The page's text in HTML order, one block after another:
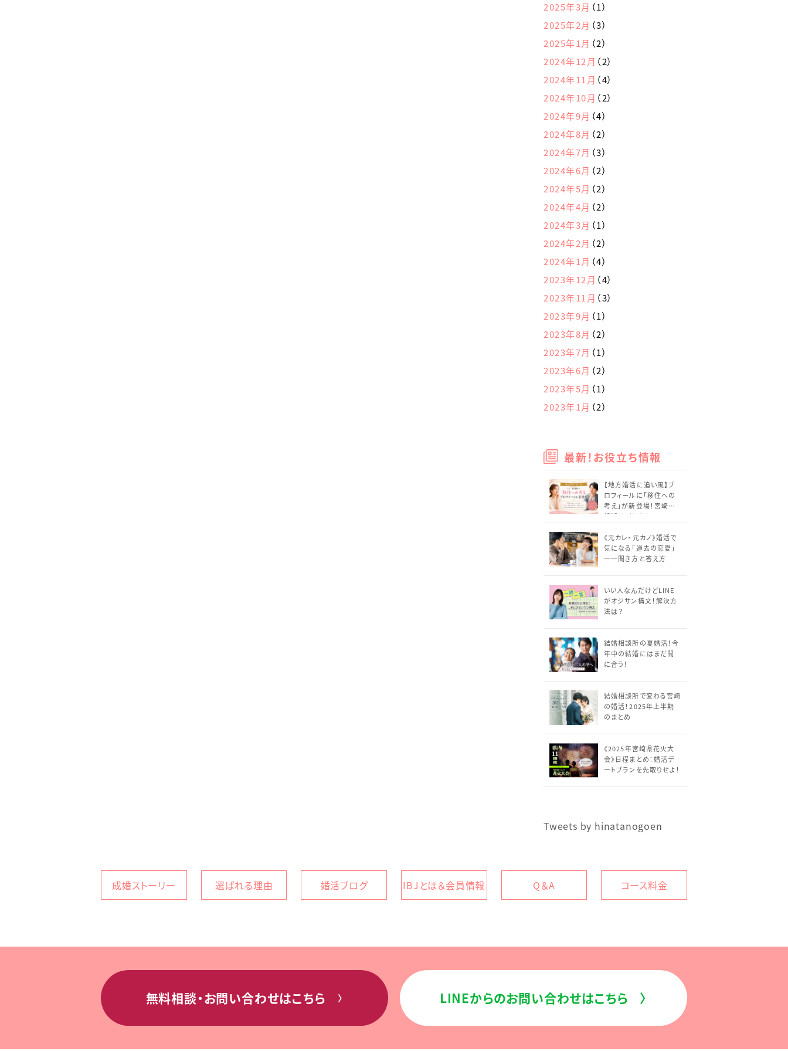
2025年3月 （1）
2025年2月 （3）
2025年1月 （2）
2024年12月 （2）
2024年11月 （4）
2024年10月 （2）
2024年9月 （4）
2024年8月 （2）
2024年7月 （3）
2024年6月 （2）
2024年5月 （2）
2024年4月 （2）
2024年3月 （1）
2024年2月 （2）
2024年1月 （4）
2023年12月 （4）
2023年11月 （3）
2023年9月 （1）
2023年8月 （2）
2023年7月 （1）
2023年6月 （2）
2023年5月 （1）
2023年1月 （2）
最新！お役立ち情報
【地方婚活に追い風】プ
ロフィールに「移住への
考え」が新登場！宮崎の
婚活はどう変わる？
《元カレ・元カノ》婚活で
気になる「過去の恋愛」
──聞き方と答え方
いい人なんだけどLINE
がオジサン構文！解決方
法は？
結婚相談所の夏婚活！今
年中の結婚にはまだ間
に合う！
結婚相談所で変わる宮崎
の婚活！2025年上半期
のまとめ
《2025年宮崎県花火大
会》日程まとめ：婚活デ
ートプランを先取りせよ！
Tweets by hinatanogoen
成婚ストーリー 選ばれる理由 婚活ブログ IBJとは＆会員情報 Q＆A コース料金
無料相談・お問い合わせはこちら 〉 LINEからのお問い合わせはこちら〉